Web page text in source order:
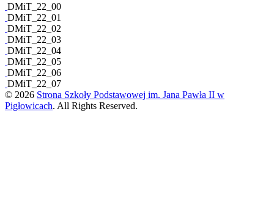
DMiT_22_00
DMiT_22_01
DMiT_22_02
DMiT_22_03
DMiT_22_04
DMiT_22_05
DMiT_22_06
DMiT_22_07
© 2026 Strona Szkoły Podstawowej im. Jana Pawła II w
Pigłowicach. All Rights Reserved.